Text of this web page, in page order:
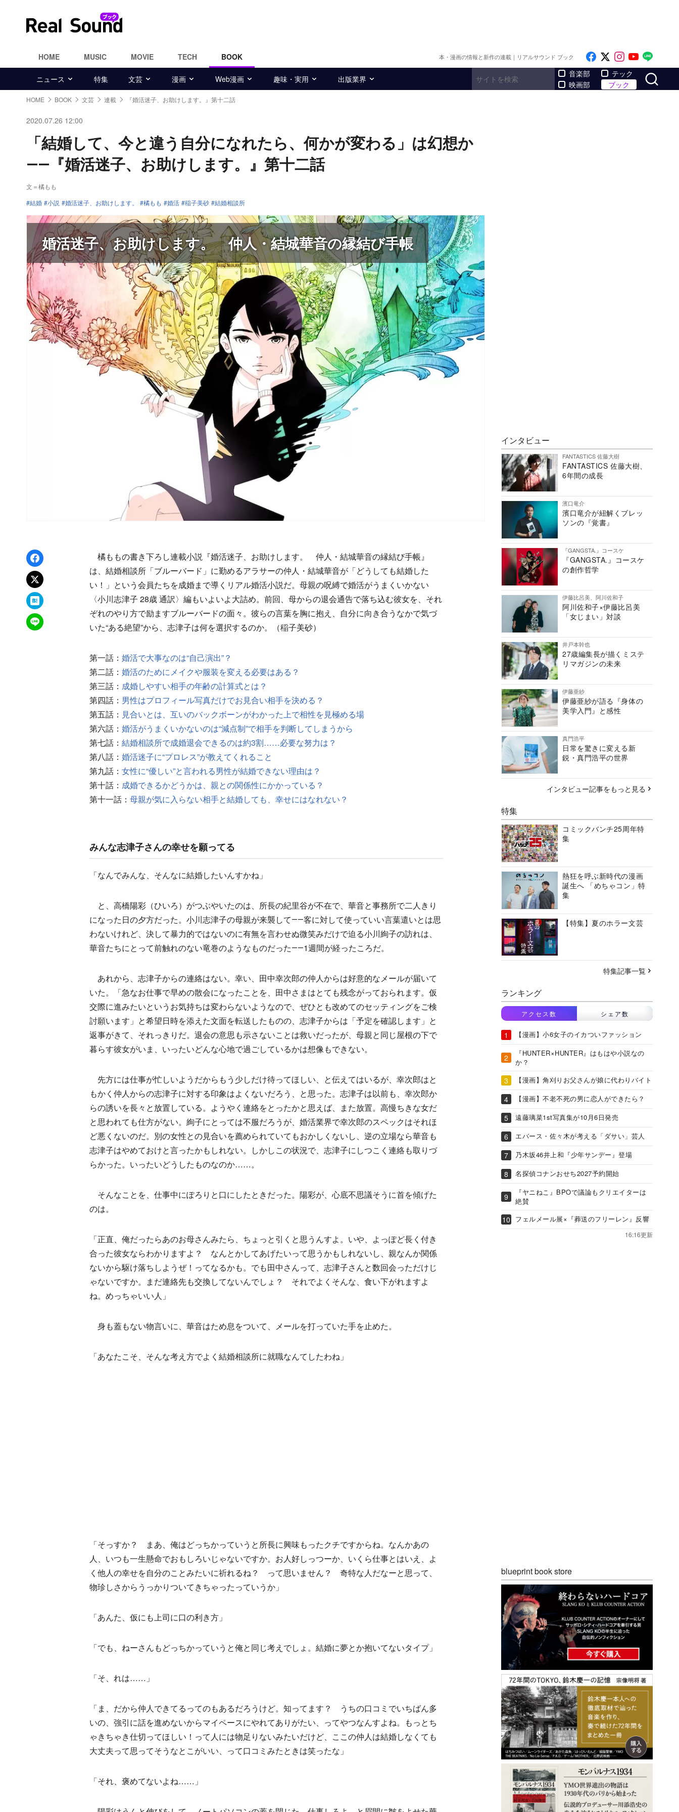
HOME MUSIC MOVIE TECH BOOK 本・漫画の情報と新作の連載｜リアルサウンド ブック Like on Facebook
Follow on x
Follow on
Follow
ニュース 特集 文芸 漫画 Web漫画 趣味・実用 出版業界
音楽部
映画部
テック
ブック
HOME BOOK 文芸 連載 『婚活迷子、お助けします。』第十二話
2020.07.26 12:00
「結婚して、今と違う自分になれたら、何かが変わる」は幻想か
――『婚活迷子、お助けします。』第十二話
文＝橘もも
結婚
小説 婚活迷子、お助けします。 橘もも 婚活 稲子美砂 結婚相談所
婚活迷子、お助けします。 仲人・結城華音の縁結び手帳
Facebookでシェア
xでポスト
はてなブックマーク
LINEで送る
橘ももの書き下ろし連載小説『婚活迷子、お助けします。 仲人・結城華音の縁結び手帳』
は、結婚相談所「ブルーバード」に勤めるアラサーの仲人・結城華音が「どうしても結婚した
い！」という会員たちを成婚まで導くリアル婚活小説だ。母親の呪縛で婚活がうまくいかない
〈小川志津子 28歳 通訳〉編もいよいよ大詰め。前回、母からの退会通告で落ち込む彼女を、それ
ぞれのやり方で励ますブルーバードの面々。彼らの言葉を胸に抱え、自分に向き合うなかで気づ
いた“ある絶望”から、志津子は何を選択するのか。（稲子美砂）
第一話： 婚活で大事なのは“自己演出”？
第二話： 婚活のためにメイクや服装を変える必要はある？
第三話： 成婚しやすい相手の年齢の計算式とは？
第四話： 男性はプロフィール写真だけでお見合い相手を決める？
第五話： 見合いとは、互いのバックボーンがわかった上で相性を見極める場
第六話： 婚活がうまくいかないのは“減点制”で相手を判断してしまうから
第七話： 結婚相談所で成婚退会できるのは約3割……必要な努力は？
第八話： 婚活迷子に“プロレス”が教えてくれること
第九話： 女性に“優しい”と言われる男性が結婚できない理由は？
第十話： 成婚できるかどうかは、親との関係性にかかっている？
第十一話： 母親が気に入らない相手と結婚しても、幸せにはなれない？
みんな志津子さんの幸せを願ってる
「なんでみんな、そんなに結婚したいんすかね」
と、高橋陽彩（ひいろ）がつぶやいたのは、所長の紀里谷が不在で、華音と事務所で二人きり
になった日の夕方だった。小川志津子の母親が来襲して――客に対して使っていい言葉遣いとは思
わないけれど、決して暴力的ではないのに有無を言わせぬ微笑みだけで迫る小川絢子の訪れは、
華音たちにとって前触れのない竜巻のようなものだった――1週間が経ったころだ。
あれから、志津子からの連絡はない。幸い、田中幸次郎の仲人からは好意的なメールが届いて
いた。「急なお仕事で早めの散会になったことを、田中さまはとても残念がっておられます。仮
交際に進みたいというお気持ちは変わらないようなので、ぜひとも改めてのセッティングをご検
討願います」と希望日時を添えた文面を転送したものの、志津子からは「予定を確認します」と
返事がきて、それっきりだ。退会の意思も示さないことは救いだったが、母親と同じ屋根の下で
暮らす彼女がいま、いったいどんな心地で過ごしているかは想像もできない。
先方には仕事が忙しいようだからもう少しだけ待ってほしい、と伝えてはいるが、幸次郎はと
もかく仲人からの志津子に対する印象はよくないだろう、と思った。志津子は以前も、幸次郎か
らの誘いを長々と放置している。ようやく連絡をとったかと思えば、また放置。高慢ちきな女だ
と思われても仕方がない。絢子にとっては不服だろうが、婚活業界で幸次郎のスペックはそれほ
ど悪くないのだ。別の女性との見合いを薦められていてもおかしくないし、逆の立場なら華音も
志津子はやめておけと言ったかもしれない。しかしこの状況で、志津子にしつこく連絡も取りづ
らかった。いったいどうしたものなのか……。
そんなことを、仕事中にぽろりと口にしたときだった。陽彩が、心底不思議そうに首を傾げた
のは。
「正直、俺だったらあのお母さんみたら、ちょっと引くと思うんすよ。いや、よっぽど長く付き
合った彼女ならわかりますよ？ なんとかしてあげたいって思うかもしれないし、親なんか関係
ないから駆け落ちしようぜ！ってなるかも。でも田中さんって、志津子さんと数回会っただけじ
ゃないですか。まだ連絡先も交換してないんでしょ？ それでよくそんな、食い下がれますよ
ね。めっちゃいい人」
身も蓋もない物言いに、華音はため息をついて、メールを打っていた手を止めた。
「あなたこそ、そんな考え方でよく結婚相談所に就職なんてしたわね」
「そっすか？ まあ、俺はどっちかっていうと所長に興味もったクチですからね。なんかあの
人、いつも一生懸命でおもしろいじゃないですか。お人好しっつーか、いくら仕事とはいえ、よ
く他人の幸せを自分のことみたいに祈れるね？ って思いません？ 奇特な人だなーと思って、
物珍しさからうっかりついてきちゃったっていうか」
「あんた、仮にも上司に口の利き方」
「でも、ねーさんもどっちかっていうと俺と同じ考えでしょ。結婚に夢とか抱いてないタイプ」
「そ、れは……」
「ま、だから仲人できてるってのもあるだろうけど。知ってます？ うちの口コミでいちばん多
いの、強引に話を進めないからマイペースにやれてありがたい、ってやつなんすよね。もっとち
ゃきちゃき仕切ってほしい！って人には物足りないみたいだけど、ここの仲人は結婚しなくても
大丈夫って思ってそうなとこがいい、って口コミみたときは笑ったな」
「それ、褒めてないよね……」
インタビュー
FANTASTICS 佐藤大樹
FANTASTICS 佐藤大樹、
6年間の成長
濱口竜介
濱口竜介が紐解くブレッ
ソンの『覚書』
『GANGSTA.』コースケ
『GANGSTA.』コースケ
の創作哲学
伊藤比呂美、阿川佐和子
阿川佐和子×伊藤比呂美
「女じまい」対談
井戸本幹也
27歳編集長が描くミステ
リマガジンの未来
伊藤亜紗
伊藤亜紗が語る『身体の
美学入門』と感性
真門浩平
日常を驚きに変える新
鋭・真門浩平の世界
インタビュー記事をもっと見る
特集
コミックバンチ25周年特
集
熱狂を呼ぶ新時代の漫画
誕生へ 「めちゃコン」特
集
【特集】夏のホラー文芸
特集記事一覧
ランキング
アクセス数 シェア数
【漫画】小6女子のイカついファッション
『HUNTER×HUNTER』はもはや小説なの
か？
【漫画】角刈りお父さんが娘に代わりバイト
【漫画】不老不死の男に恋人ができたら？
遠藤璃菜1st写真集が10月6日発売
エバース・佐々木が考える「ダサい」芸人
乃木坂46井上和『少年サンデー』登場
名探偵コナンおせち2027予約開始
『ヤニねこ』BPOで議論もクリエイターは
絶賛
フェルメール展×『葬送のフリーレン』反響
16:16更新
blueprint book store